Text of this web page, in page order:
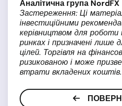
Аналітична група NordFX
Застереження: Ці
інвестиційними
керівництвом для роботи
ринках і призначені лише
цілей. Торгівля на
ризикованою і може
втрати вкладених коштів.